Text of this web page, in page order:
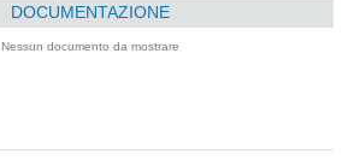
DOCUMENTAZIONE
Nessun documento da mostrare